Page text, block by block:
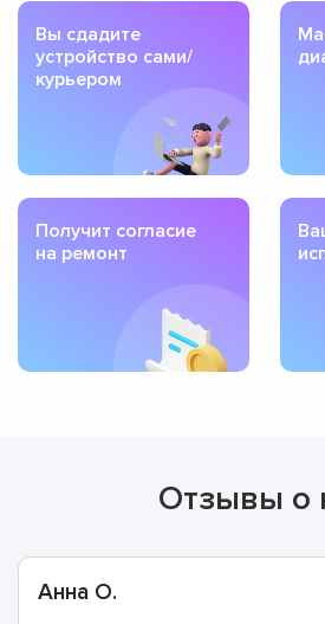
Вы сдадите
устройство сами/
курьером
Получит согласие
на ремонт
Отзывы о
Анна О.